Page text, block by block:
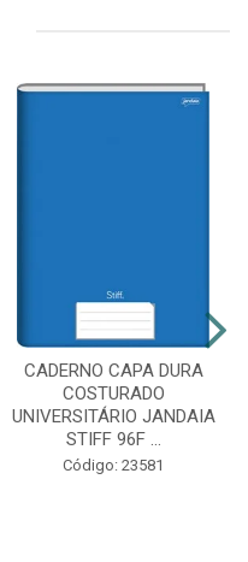
CADERNO CAPA DURA
COSTURADO
UNIVERSITÁRIO JANDAIA
STIFF 96F ...
Código: 23581